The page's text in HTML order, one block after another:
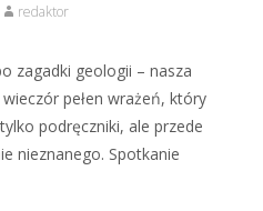
redaktor
zagadki geologii – nasza
pełen wrażeń, który
podręczniki, ale przede
nieznanego. Spotkanie